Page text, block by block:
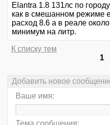
Elantra 1.8 131лс по
как в смешанном режиме
расход 8.6 а в реале
минимум на литр.
К списку тем
1
Добавить новое
Ваше имя: